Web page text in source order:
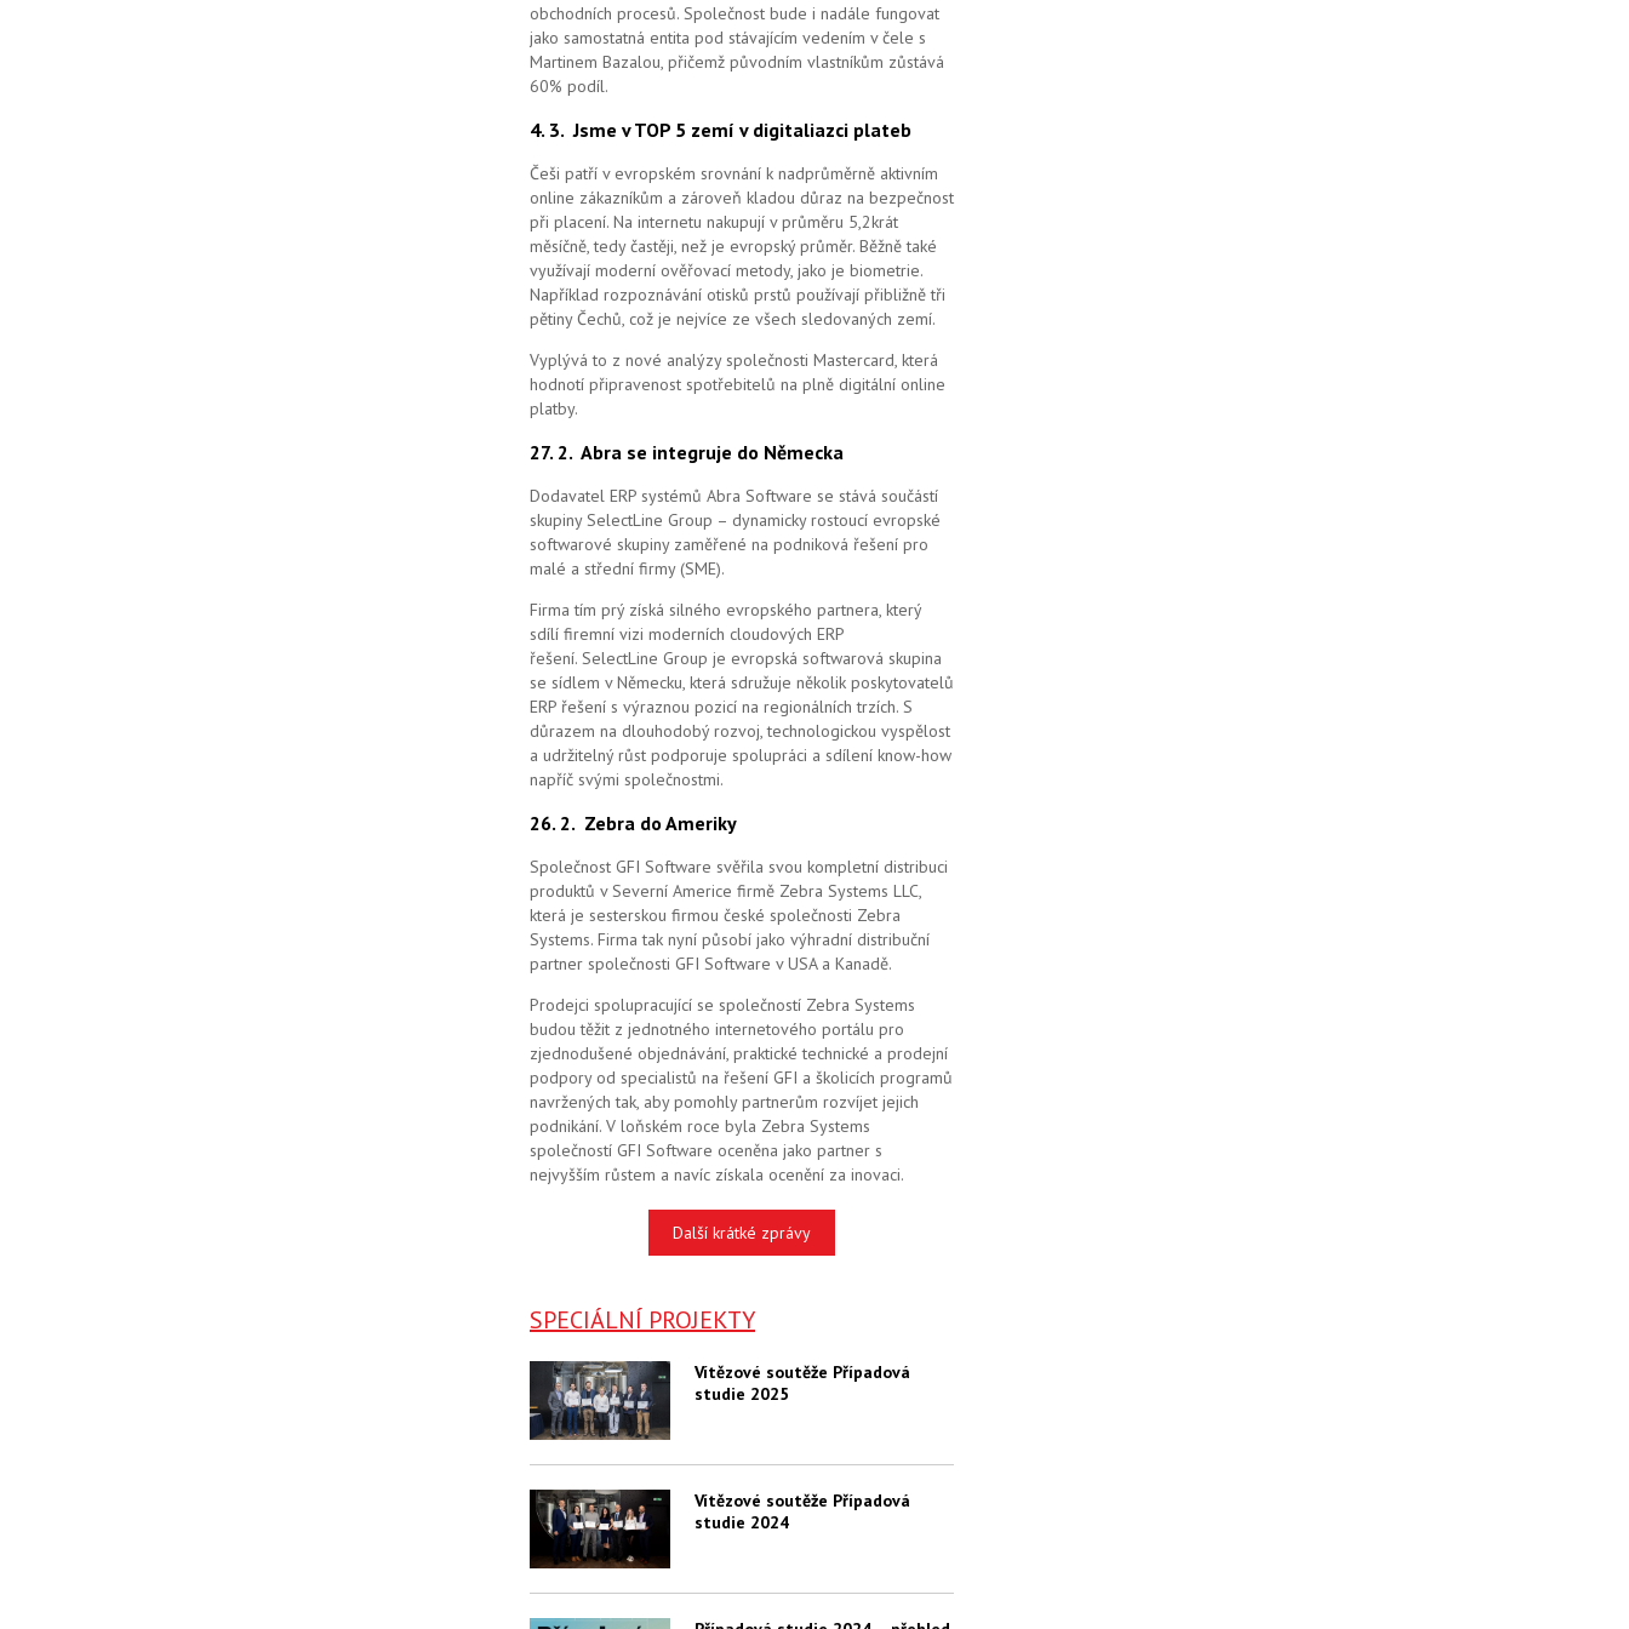
obchodních procesů. Společnost bude i nadále fungovat
jako samostatná entita pod stávajícím vedením v čele s
Martinem Bazalou, přičemž původním vlastníkům zůstává
60% podíl.
4. 3.Jsme v TOP 5 zemí v digitaliazci plateb
Češi patří v evropském srovnání k nadprůměrně aktivním
online zákazníkům a zároveň kladou důraz na bezpečnost
při placení. Na internetu nakupují v průměru 5,2krát
měsíčně, tedy častěji, než je evropský průměr. Běžně také
využívají moderní ověřovací metody, jako je biometrie.
Například rozpoznávání otisků prstů používají přibližně tři
pětiny Čechů, což je nejvíce ze všech sledovaných zemí.
Vyplývá to z nové analýzy společnosti Mastercard, která
hodnotí připravenost spotřebitelů na plně digitální online
platby.
27. 2. Abra se integruje do Německa
Dodavatel ERP systémů Abra Software se stává součástí
skupiny SelectLine Group – dynamicky rostoucí evropské
softwarové skupiny zaměřené na podniková řešení pro
malé a střední firmy (SME).
Firma tím prý získá silného evropského partnera, který
sdílí firemní vizi moderních cloudových ERP
řešení. SelectLine Group je evropská softwarová skupina
se sídlem v Německu, která sdružuje několik poskytovatelů
ERP řešení s výraznou pozicí na regionálních trzích. S
důrazem na dlouhodobý rozvoj, technologickou vyspělost
a udržitelný růst podporuje spolupráci a sdílení know-how
napříč svými společnostmi.
26. 2. Zebra do Ameriky
Společnost GFI Software svěřila svou kompletní distribuci
produktů v Severní Americe firmě Zebra Systems LLC,
která je sesterskou firmou české společnosti Zebra
Systems. Firma tak nyní působí jako výhradní distribuční
partner společnosti GFI Software v USA a Kanadě.
Prodejci spolupracující se společností Zebra Systems
budou těžit z jednotného internetového portálu pro
zjednodušené objednávání, praktické technické a prodejní
podpory od specialistů na řešení GFI a školicích programů
navržených tak, aby pomohly partnerům rozvíjet jejich
podnikání. V loňském roce byla Zebra Systems
společností GFI Software oceněna jako partner s
nejvyšším růstem a navíc získala ocenění za inovaci.
Další krátké zprávy
SPECIÁLNÍ PROJEKTY
Vítězové soutěže Případová
studie 2025
Vítězové soutěže Případová
studie 2024